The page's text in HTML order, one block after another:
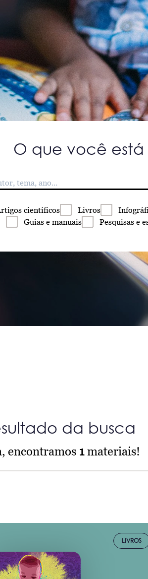
O que você
científicos Livros
Guias e manuais Pesquisas e
da busca
encontramos 1materiais!
LIVROS